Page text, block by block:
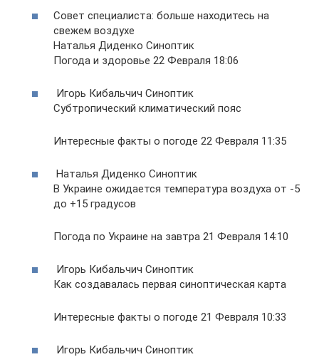
Совет специалиста: больше находитесь на
свежем воздухе
Наталья Диденко Синоптик
Погода и здоровье 22 Февраля 18:06
Игорь Кибальчич Синоптик
Субтропический климатический пояс
Интересные факты о погоде 22 Февраля 11:35
Наталья Диденко Синоптик
В Украине ожидается температура воздуха от -5
до +15 градусов
Погода по Украине на завтра 21 Февраля 14:10
Игорь Кибальчич Синоптик
Как создавалась первая синоптическая карта
Интересные факты о погоде 21 Февраля 10:33
Игорь Кибальчич Синоптик